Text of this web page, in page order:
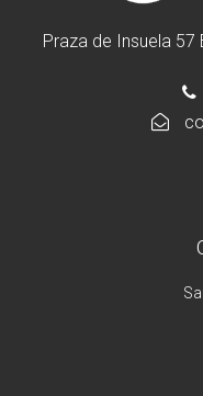
Praza de Insuela 57